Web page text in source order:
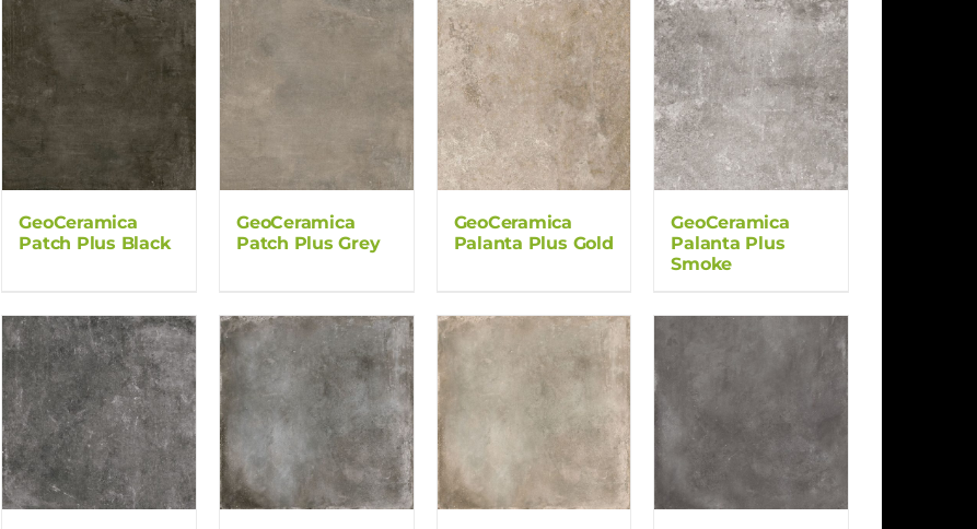
GeoCeramica
Patch Plus Black
GeoCeramica
Patch Plus Grey
GeoCeramica
Palanta Plus Gold
GeoCeramica
Palanta Plus
Smoke